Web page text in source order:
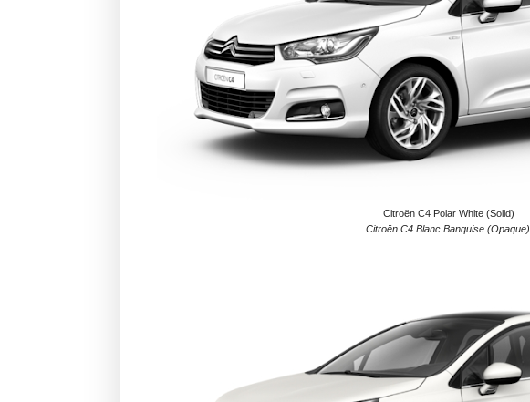
Citroën C4 Polar White (Solid)
Citroën C4 Blanc Banquise (Opaque)